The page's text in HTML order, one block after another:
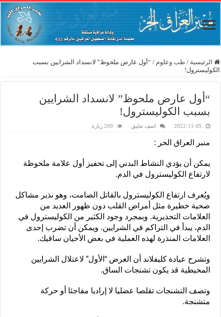
الرئيسية / طب وعلوم / “أول عارض ملحوظ” لانسداد الشرايين بسبب
الكوليسترول!
“أول عارض ملحوظ” لانسداد الشرايين
بسبب الكوليسترول!
2022-11-05 اضف تعليق 209 زيارة
منبر العراق الحر :
يمكن أن يؤدي النشاط البدني إلى تحفيز أول علامة ملحوظة
لارتفاع الكوليسترول في الدم.
ويُعرف ارتفاع الكوليسترول بالقاتل الصامت، وهو نذير مشاكل
صحية خطيرة مثل أمراض القلب دون ظهور العديد من
العلامات التحذيرية. وبمجرد وجود الكثير من الكوليسترول في
الدم، يبدأ في التراكم في الشرايين. ويمكن أن تضرب إحدى
العلامات المنذرة لهذه العملية في بعض الأحيان ساقيك.
وتشرح عيادة كليفلاند أن العرض “الأول” لاعتلال الشرايين
المحيطية قد يكون تشنجات الساق.
وتصف التشنجات تقلصا عضليا لا إراديا مفاجئا أو حركة
متشنجة.